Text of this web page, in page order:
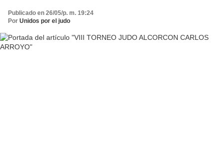
Publicado en 26/05/p. m. 19:24
Por Unidos por el judo